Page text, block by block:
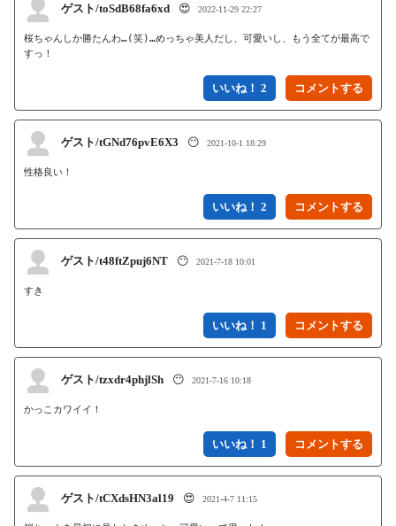
ゲスト/toSdB68fa6xd 😍 2022-11-29 22:27
桜ちゃんしか勝たんわ…(笑)…めっちゃ美人だし、可愛いし、もう全てが最高で
すっ！
いいね！ 2
ゲスト/tGNd76pvE6X3 😶 2021-10-1 18:29
性格良い！
いいね！ 2
ゲスト/t48ftZpuj6NT 😶 2021-7-18 10:01
すき
いいね！ 1
ゲスト/tzxdr4phjlSh 😶 2021-7-16 10:18
かっこカワイイ！
いいね！ 1
ゲスト/tCXdsHN3al19 😍 2021-4-7 11:15